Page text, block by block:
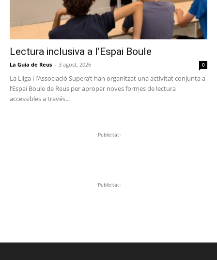
Lectura inclusiva a l’Espai Boule
La Guia de Reus - 3 agost, 2026 0
La Lliga i l’Associació Supera’t han organitzat una activitat conjunta a
l’Espai Boule de Reus per apropar noves formes de lectura
accessibles a través...
-Publicitat-
-Publicitat-